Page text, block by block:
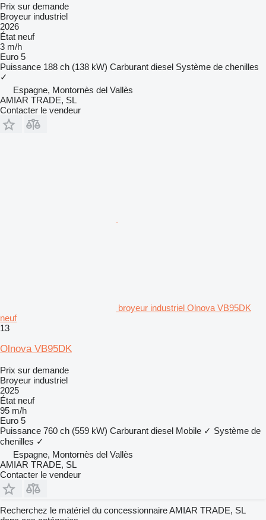
Prix sur demande
Broyeur industriel
2026
État neuf
3 m/h
Euro 5
Puissance 188 ch (138 kW) Carburant diesel Système de chenilles
✓
Espagne, Montornès del Vallès
AMIAR TRADE, SL
Contacter le vendeur
broyeur industriel Olnova VB95DK
neuf
13
Olnova VB95DK
Prix sur demande
Broyeur industriel
2025
État neuf
95 m/h
Euro 5
Puissance 760 ch (559 kW) Carburant diesel Mobile ✓ Système de
chenilles ✓
Espagne, Montornès del Vallès
AMIAR TRADE, SL
Contacter le vendeur
Recherchez le matériel du concessionnaire AMIAR TRADE, SL